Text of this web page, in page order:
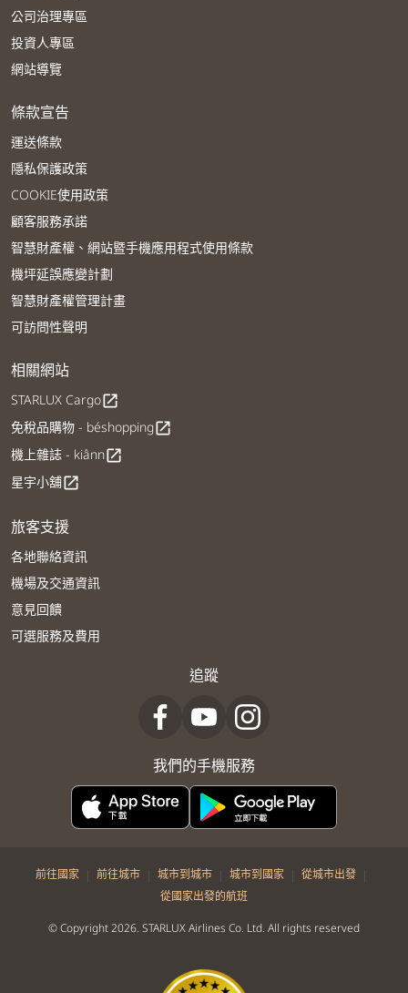
公司治理專區
投資人專區
網站導覽
條款宣告
運送條款
隱私保護政策
COOKIE使用政策
顧客服務承諾
智慧財產權、網站暨手機應用程式使用條款
機坪延誤應變計劃
智慧財產權管理計畫
可訪問性聲明
相關網站
STARLUX Cargoopen_in_new
免稅品購物 - béshoppingopen_in_new
機上雜誌 - kiânnopen_in_new
星宇小舖open_in_new
旅客支援
各地聯絡資訊
機場及交通資訊
意見回饋
可選服務及費用
追蹤
我們的手機服務
前往國家 | 前往城市 | 城市到城市 | 城市到國家 | 從城市出發 |
從國家出發的航班
© Copyright 2026. STARLUX Airlines Co. Ltd. All rights reserved